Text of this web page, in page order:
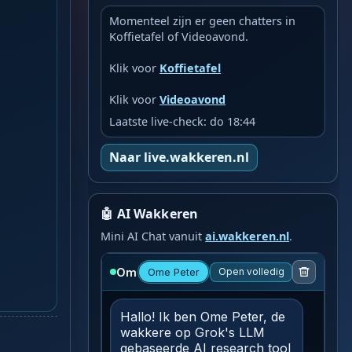
Momenteel zijn er geen chatters in
Koffietafel of Videoavond.
Klik voor Koffietafel
Klik voorVideoavond
Laatste live-check: do 18:44
Naar live.wakkeren.nl
🤖 AI Wakkeren
Mini AI Chat vanuitai.wakkeren.nl.